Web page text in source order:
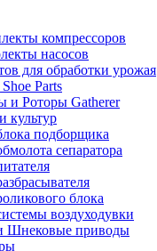
компрессоров
насосов
для обработки урожая
Parts
и Роторы Gatherer
культур
подборщика
сепаратора
блока
воздуходувки
Шнековые приводы